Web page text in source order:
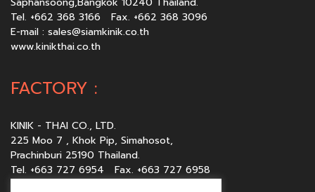
Tel. +662 368 3166 Fax. +662 368 3096
E-mail : sales@siamkinik.co.th
www.kinikthai.co.th
FACTORY :
KINIK - THAI CO., LTD.
225 Moo 7 , Khok Pip, Simahosot,
Prachinburi 25190 Thailand.
Tel. +663 727 6954 Fax. +663 727 6958